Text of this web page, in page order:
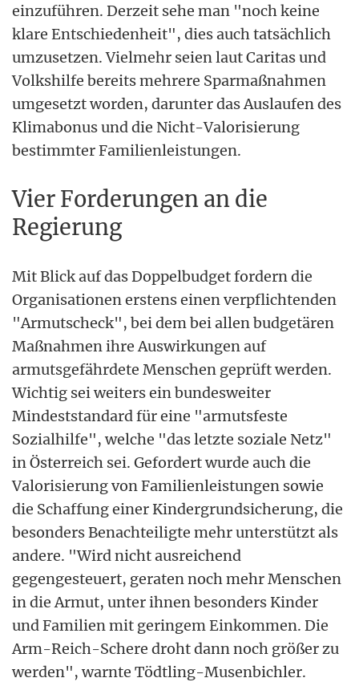
einzuführen. Derzeit sehe man "noch keine
klare Entschiedenheit", dies auch tatsächlich
umzusetzen. Vielmehr seien laut Caritas und
Volkshilfe bereits mehrere Sparmaßnahmen
umgesetzt worden, darunter das Auslaufen des
Klimabonus und die Nicht-Valorisierung
bestimmter Familienleistungen.
Vier Forderungen an die
Regierung
Mit Blick auf das Doppelbudget fordern die
Organisationen erstens einen verpflichtenden
"Armutscheck", bei dem bei allen budgetären
Maßnahmen ihre Auswirkungen auf
armutsgefährdete Menschen geprüft werden.
Wichtig sei weiters ein bundesweiter
Mindeststandard für eine "armutsfeste
Sozialhilfe", welche "das letzte soziale Netz"
in Österreich sei. Gefordert wurde auch die
Valorisierung von Familienleistungen sowie
die Schaffung einer Kindergrundsicherung, die
besonders Benachteiligte mehr unterstützt als
andere. "Wird nicht ausreichend
gegengesteuert, geraten noch mehr Menschen
in die Armut, unter ihnen besonders Kinder
und Familien mit geringem Einkommen. Die
Arm-Reich-Schere droht dann noch größer zu
werden", warnte Tödtling-Musenbichler.